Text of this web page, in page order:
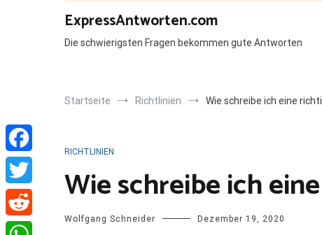
ExpressAntworten.com
Die schwierigsten Fragen bekommen gute Antworten
Startseite Richtlinien Wie schreibe ich eine
RICHTLINIEN
Wie schreibe ich
Wolfgang Schneider Dezember 19, 2020
Facebook
Twitter
Reddit